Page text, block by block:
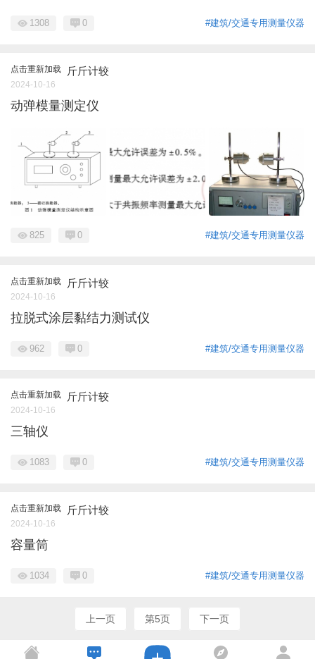
#建筑/交通专用测量仪器
1308 0
点击重新加载 斤斤计较
2024-10-16
动弹模量测定仪
#建筑/交通专用测量仪器
825 0
点击重新加载 斤斤计较
2024-10-16
拉脱式涂层黏结力测试仪
#建筑/交通专用测量仪器
962 0
点击重新加载 斤斤计较
2024-10-16
三轴仪
#建筑/交通专用测量仪器
1083 0
点击重新加载 斤斤计较
2024-10-16
容量筒
#建筑/交通专用测量仪器
1034 0
上一页 第5页 下一页